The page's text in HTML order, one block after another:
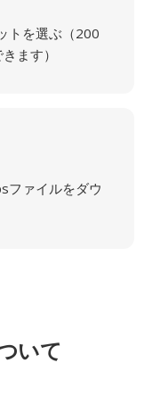
トを選ぶ（200
ます）
ファイルをダウ
いて